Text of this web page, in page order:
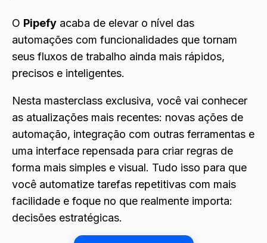
O Pipefy acaba de elevar o nível das
automações com funcionalidades que tornam
seus fluxos de trabalho ainda mais rápidos,
precisos e inteligentes.
Nesta masterclass exclusiva, você vai conhecer
as atualizações mais recentes: novas ações de
automação, integração com outras ferramentas e
uma interface repensada para criar regras de
forma mais simples e visual. Tudo isso para que
você automatize tarefas repetitivas com mais
facilidade e foque no que realmente importa:
decisões estratégicas.